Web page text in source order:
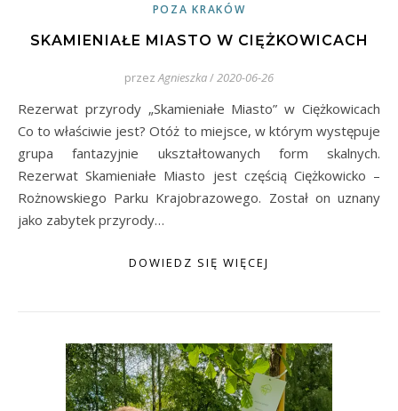
POZA KRAKÓW
SKAMIENIAŁE MIASTO W CIĘŻKOWICACH
przez Agnieszka/2020-06-26
Rezerwat przyrody „Skamieniałe Miasto” w Ciężkowicach
Co to właściwie jest? Otóż to miejsce, w którym występuje
grupa fantazyjnie ukształtowanych form skalnych.
Rezerwat Skamieniałe Miasto jest częścią Ciężkowicko –
Rożnowskiego Parku Krajobrazowego. Został on uznany
jako zabytek przyrody…
DOWIEDZ SIĘ WIĘCEJ